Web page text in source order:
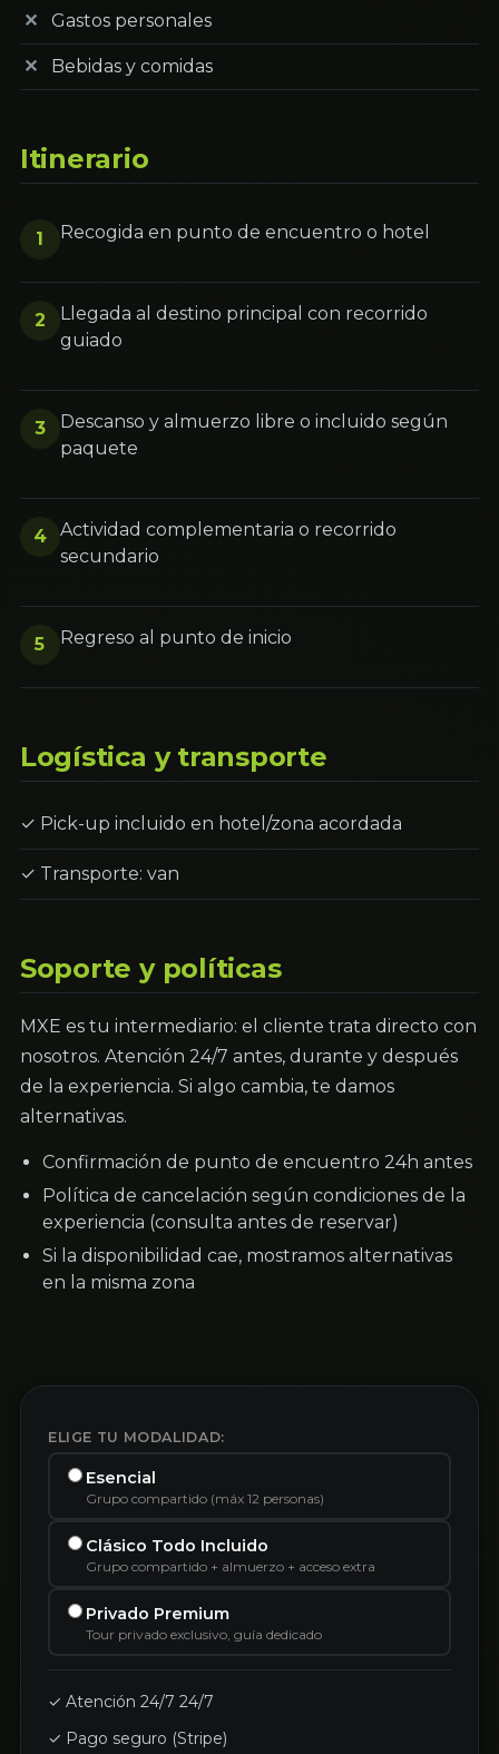
Gastos personales
Bebidas y comidas
Itinerario
1 Recogida en punto de encuentro o hotel
2
Llegada al destino principal con recorrido
guiado
3
Descanso y almuerzo libre o incluido según
paquete
4
Actividad complementaria o recorrido
secundario
5 Regreso al punto de inicio
Logística y transporte
✓ Pick-up incluido en hotel/zona acordada
✓ Transporte: van
Soporte y políticas
MXE es tu intermediario: el cliente trata directo con
nosotros. Atención 24/7 antes, durante y después
de la experiencia. Si algo cambia, te damos
alternativas.
Confirmación de punto de encuentro 24h antes
Política de cancelación según condiciones de la
experiencia (consulta antes de reservar)
Si la disponibilidad cae, mostramos alternativas
en la misma zona
ELIGE TU MODALIDAD:
Esencial
Grupo compartido (máx 12 personas)
Clásico Todo Incluido
Grupo compartido + almuerzo + acceso extra
Privado Premium
Tour privado exclusivo, guía dedicado
✓ Atención 24/7 24/7
✓ Pago seguro (Stripe)